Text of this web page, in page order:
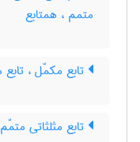
متمم ، همتابع
تابع مکمّل ،
تابع مثلثاتی